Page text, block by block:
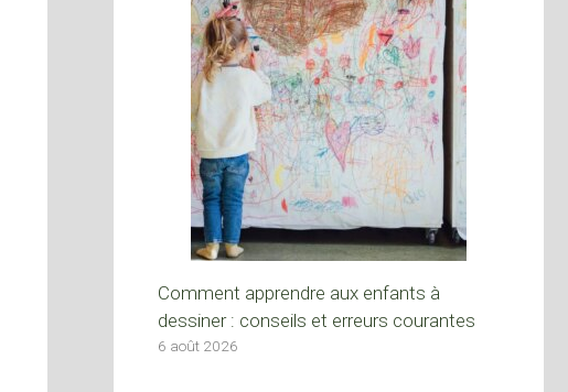
Comment apprendre aux enfants à
dessiner : conseils et erreurs courantes
6 août 2026